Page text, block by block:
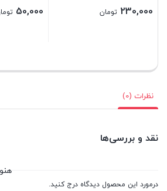
تومان تومان
نظرات (0)
نقد و بررسی‌ها
درمورد این محصول دیدگاه درج کنید.